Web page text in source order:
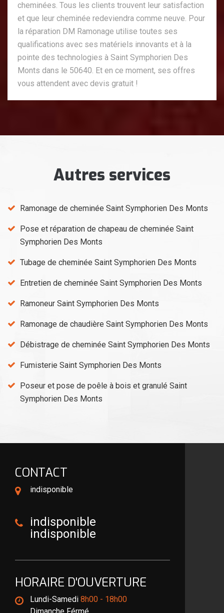
cheminées. Tous les clients trouvent leur satisfaction
et que leur cheminée redeviendra comme neuve. Pour
la réparation DM Ramonage utilise toutes ses
qualifications avec ses matériels innovants et à la
pointe des technologies à Saint Symphorien Des
Monts dans le 50640. Et en ce moment, ses offres
vous attendent avec devis gratuit !
Autres services
Ramonage de cheminée Saint Symphorien Des Monts
Pose et réparation de chapeau de cheminée Saint
Symphorien Des Monts
Tubage de cheminée Saint Symphorien Des Monts
Entretien de cheminée Saint Symphorien Des Monts
Ramoneur Saint Symphorien Des Monts
Ramonage de chaudière Saint Symphorien Des Monts
Débistrage de cheminée Saint Symphorien Des Monts
Fumisterie Saint Symphorien Des Monts
Poseur et pose de poêle à bois et granulé Saint
Symphorien Des Monts
CONTACT
indisponible
indisponible
indisponible
HORAIRE D'OUVERTURE
Lundi-Samedi 8h00 - 18h00